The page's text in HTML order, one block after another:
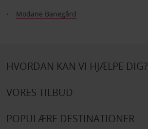
Modane Banegård
HVORDAN KAN VI HJÆLPE DIG?
VORES TILBUD
POPULÆRE DESTINATIONER